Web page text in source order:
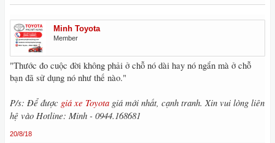
Minh Toyota
Member
"Thước đo cuộc đời không phải ở chỗ nó dài hay nó ngắn mà ở chỗ
bạn đã sử dụng nó như thế nào."
P/s: Để được giá xe Toyota giá mới nhất, cạnh tranh. Xin vui lòng liên
hệ vào Hotline: Minh - 0944.168681
20/8/18